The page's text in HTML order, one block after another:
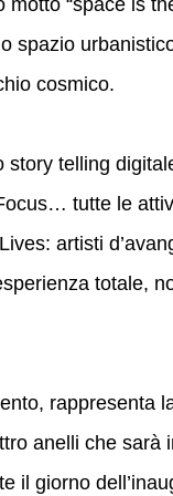
“space is
spazio
cosmico.
telling
tutte le
artisti
totale,
rappresenta
anelli che sarà
il giorno